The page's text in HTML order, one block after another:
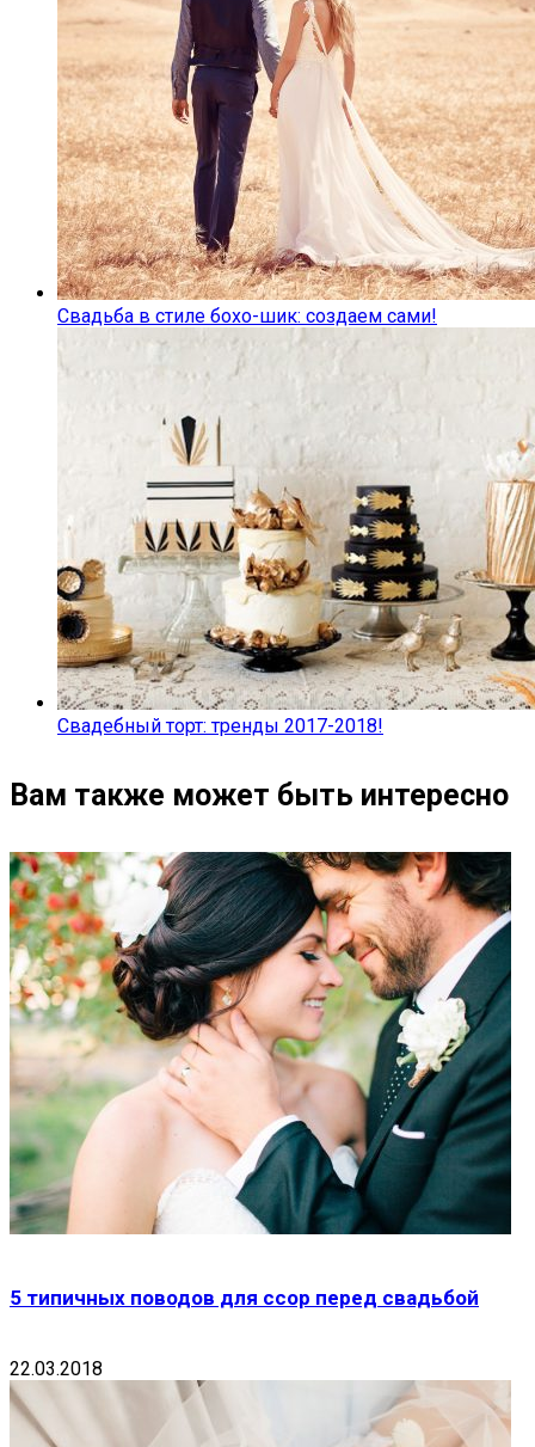
Свадьба в стиле бохо-шик: создаем сами!
Свадебный торт: тренды 2017-2018!
Вам также может быть интересно
5 типичных поводов для ссор перед свадьбой
22.03.2018